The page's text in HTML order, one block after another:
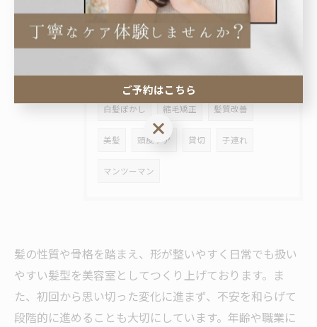
タグ Tags
トリートメント おすすめ くせ毛
船橋市 美容室 ショート ボブ
白髪ぼかし 縮毛矯正 髪質改善
美髪 頭皮ケア 貸切 子連れ
マンツーマン
髪の性質や骨格を踏まえ、形が整いやすく日常でも扱い
やすい髪型を美容室としてつくり上げております。ま
た、初回から思い切った変化に進まず、不安を和らげて
段階的に進めることも大切にしています。年齢や職業に
ご予約はこちら
ご予約はこちら